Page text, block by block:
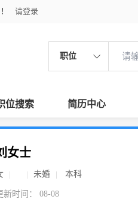
请登录
职位
位搜索 简历中心
女士
未婚 本科
新时间： 08-08